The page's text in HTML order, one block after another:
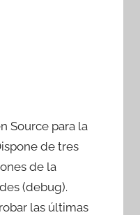
Source para la
de tres
de la
(debug).
las últimas